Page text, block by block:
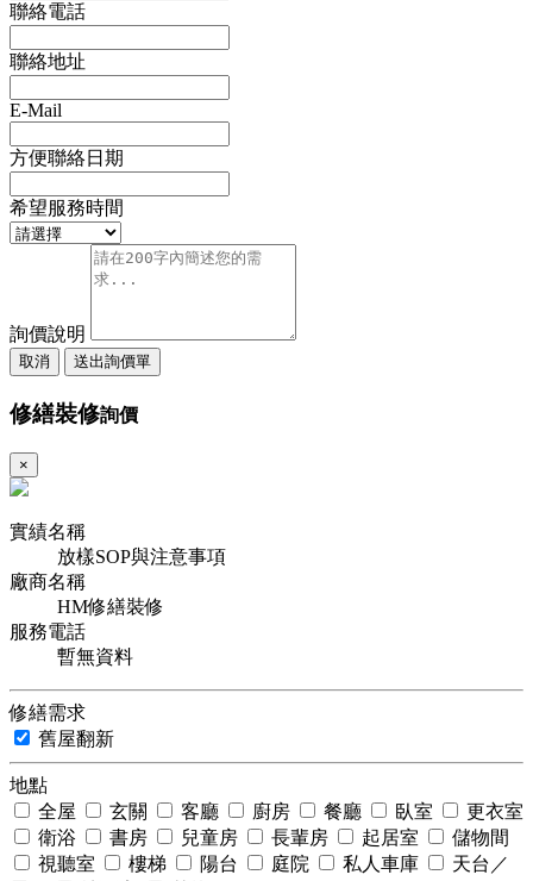
聯絡電話
聯絡地址
E-Mail
方便聯絡日期
希望服務時間
詢價說明
取消 送出詢價單
修繕裝修詢價
×
實績名稱
放樣SOP與注意事項
廠商名稱
HM修繕裝修
服務電話
暫無資料
修繕需求
舊屋翻新
地點
全屋
玄關 客廳 廚房 餐廳 臥室
更衣室
衛浴
書房 兒童房 長輩房 起居室
儲物間
視聽室
樓梯 陽台 庭院 私人車庫
天台／